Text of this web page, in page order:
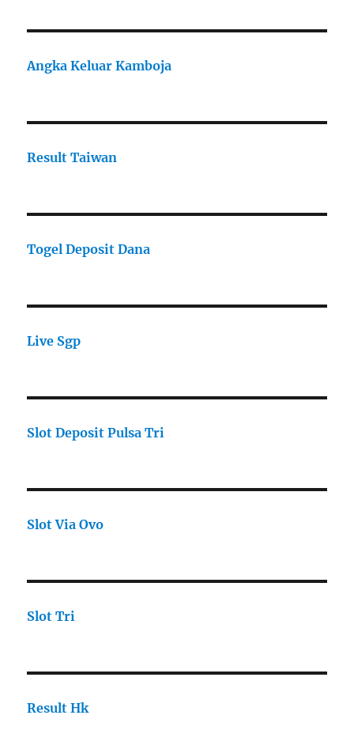
Angka Keluar Kamboja
Result Taiwan
Togel Deposit Dana
Live Sgp
Slot Deposit Pulsa Tri
Slot Via Ovo
Slot Tri
Result Hk